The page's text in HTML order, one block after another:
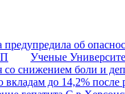
об
Ученые
со снижением боли и
вкладам до 14,2%